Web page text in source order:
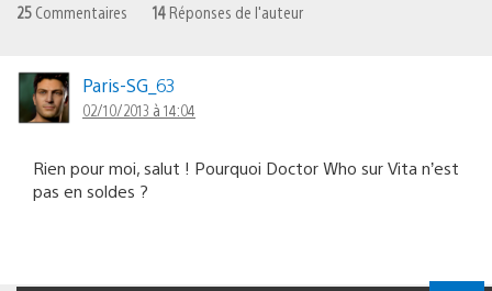
25 Commentaires 14 Réponses de l'auteur
Paris-SG_63
02/10/2013 à 14:04
Rien pour moi, salut ! Pourquoi Doctor Who sur Vita n’est
pas en soldes ?